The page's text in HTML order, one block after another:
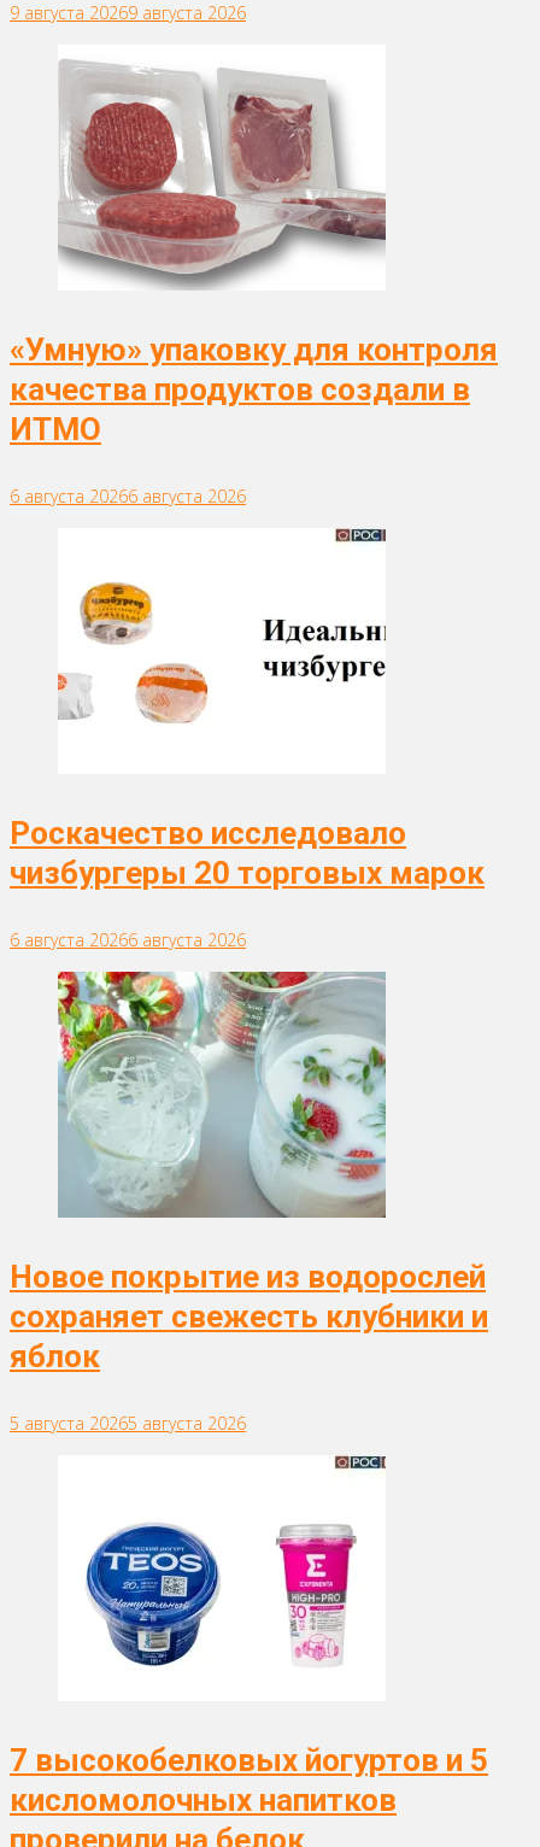
9 августа 20269 августа 2026
«Умную» упаковку для контроля
качества продуктов создали в
ИТМО
6 августа 20266 августа 2026
Роскачество исследовало
чизбургеры 20 торговых марок
6 августа 20266 августа 2026
Новое покрытие из водорослей
сохраняет свежесть клубники и
яблок
5 августа 20265 августа 2026
7 высокобелковых йогуртов и 5
кисломолочных напитков